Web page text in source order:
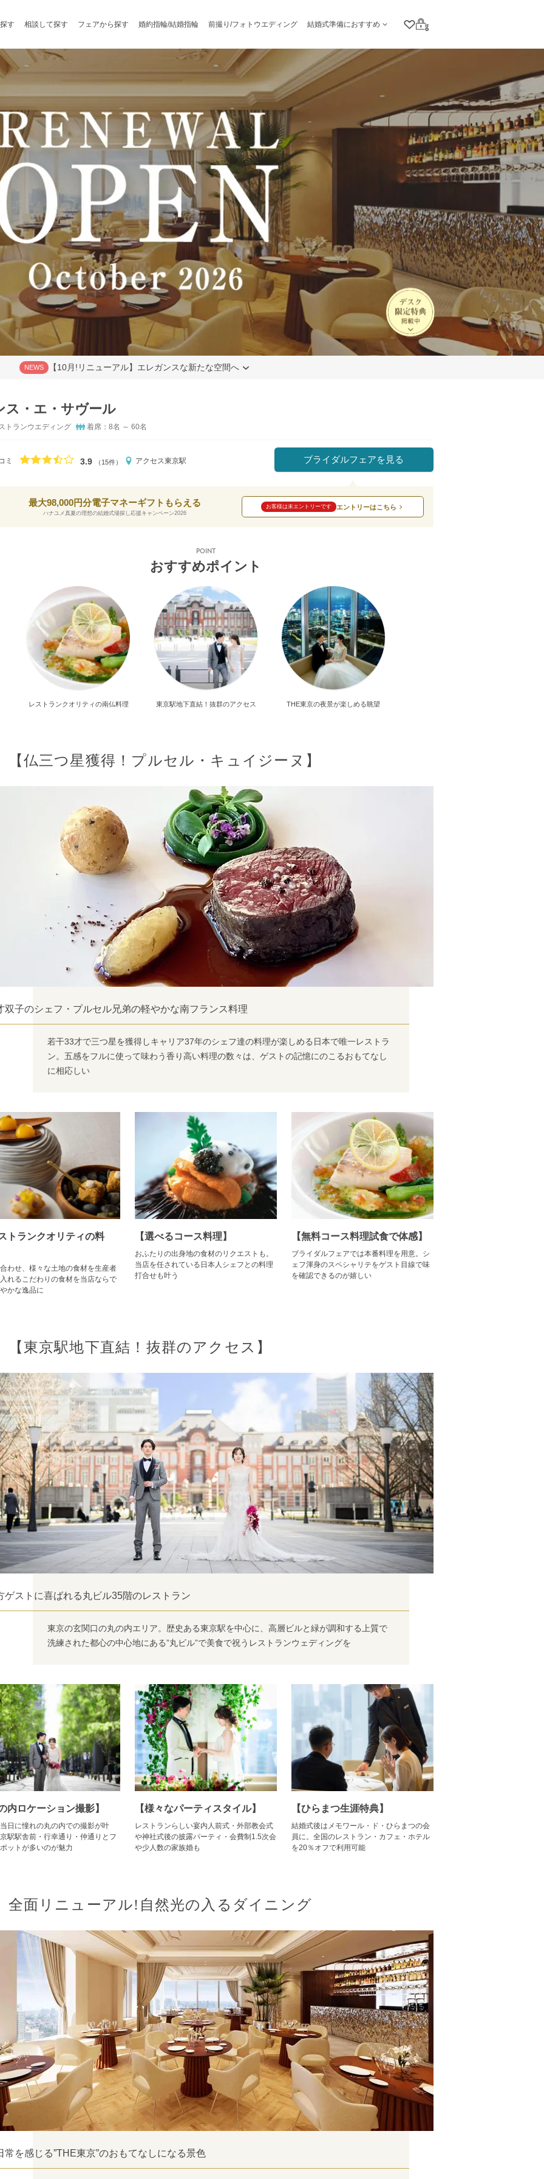
す 相談して探す フェアから探す 婚約指輪/結婚指輪 前撮り/フォトウエディング 結婚式準備におすすめ
クリップリスト
ログイン
NEWS 【10月!リニューアル】エレガンスな新たな空間へ
ス・エ・サヴール
トランウエディング 着席：8名 ～ 60名
ミ 口コミ評価
3.9 （15件） アクセス東京駅 ブライダルフェアを見る
最大98,000円分電子マネーギフトもらえる
ハナユメ真夏の理想の結婚式場探し応援キャンペーン2026
お客様は未エントリーです エントリーはこちら
POINT
おすすめポイント
レストランクオリティの南仏料理 東京駅地下直結！抜群のアクセス THE東京の夜景が楽しめる眺望
【仏三つ星獲得！プルセル・キュイジーヌ】
双子のシェフ・プルセル兄弟の軽やかな南フランス料理
若干33才で三つ星を獲得しキャリア37年のシェフ達の料理が楽しめる日本で唯一レストラ
ン。五感をフルに使って味わう香り高い料理の数々は、ゲストの記憶にのこるおもてなし
に相応しい
トランクオリティの料
わせ、様々な土地の食材を生産者
れるこだわりの食材を当店ならで
かな逸品に
【選べるコース料理】
おふたりの出身地の食材のリクエストも。
当店を任されている日本人シェフとの料理
打合せも叶う
【無料コース料理試食で体感】
ブライダルフェアでは本番料理を用意。シ
ェフ渾身のスペシャリテをゲスト目線で味
を確認できるのが嬉しい
【東京駅地下直結！抜群のアクセス】
ゲストに喜ばれる丸ビル35階のレストラン
東京の玄関口の丸の内エリア。歴史ある東京駅を中心に、高層ビルと緑が調和する上質で
洗練された都心の中心地にある”丸ビル”で美食で祝うレストランウェディングを
内ロケーション撮影】
日に憧れの丸の内での撮影が叶
駅駅舎前・行幸通り・仲通りとフ
ットが多いのが魅力
【様々なパーティスタイル】
レストランらしい宴内人前式・外部教会式
や神社式後の披露パーティ・会費制1.5次会
や少人数の家族婚も
【ひらまつ生涯特典】
結婚式後はメモワール・ド・ひらまつの会
員に。全国のレストラン・カフェ・ホテル
を20％オフで利用可能
全面リニューアル!自然光の入るダイニング
常を感じる”THE東京”のおもてなしになる景色